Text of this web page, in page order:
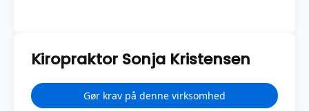
Kiropraktor Sonja Kristensen
Gør krav på denne virksomhed